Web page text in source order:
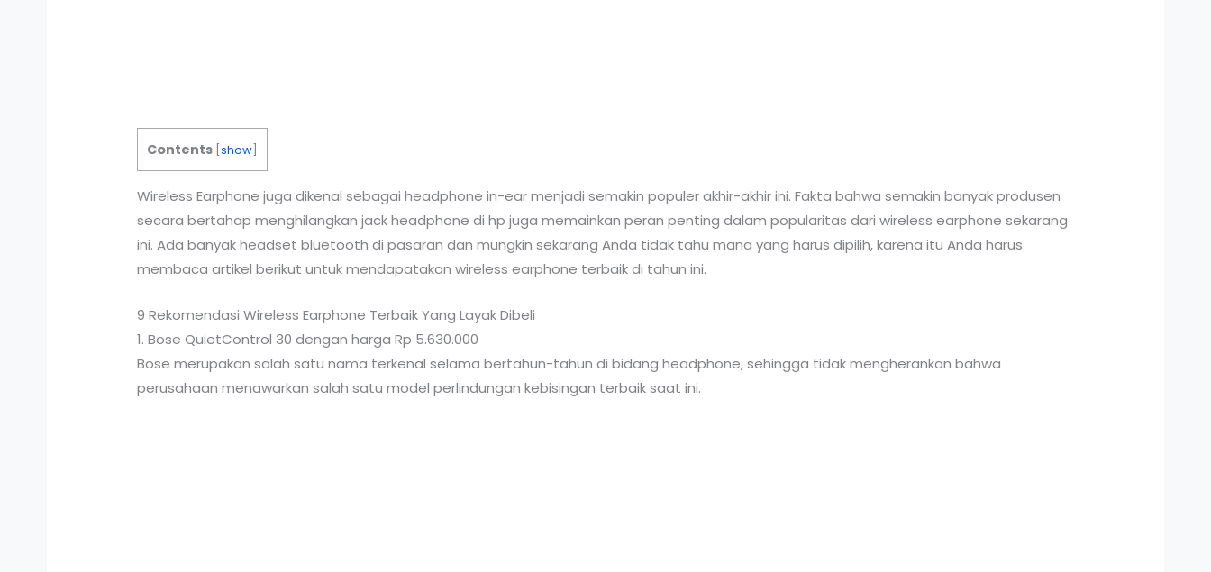
Contents [show
Wireless Earphone juga dikenal sebagai headphone in-ear menjadi semakin populer akhir-akhir ini. Fakta bahwa semakin banyak produsen
secara bertahap menghilangkan jack headphone di hp juga memainkan peran penting dalam popularitas dari wireless earphone sekarang
ini. Ada banyak headset bluetooth di pasaran dan mungkin sekarang Anda tidak tahu mana yang harus dipilih, karena itu Anda harus
membaca artikel berikut untuk mendapatakan wireless earphone terbaik di tahun ini.
9 Rekomendasi Wireless Earphone Terbaik Yang Layak Dibeli
1. Bose QuietControl 30 dengan harga Rp 5.630.000
Bose merupakan salah satu nama terkenal selama bertahun-tahun di bidang headphone, sehingga tidak mengherankan bahwa
perusahaan menawarkan salah satu model perlindungan kebisingan terbaik saat ini.